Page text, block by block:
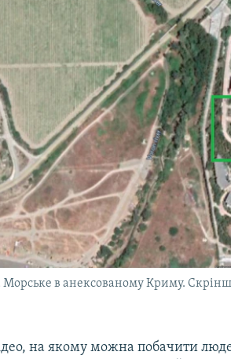
в анексованому Криму.
на якому можна побачити